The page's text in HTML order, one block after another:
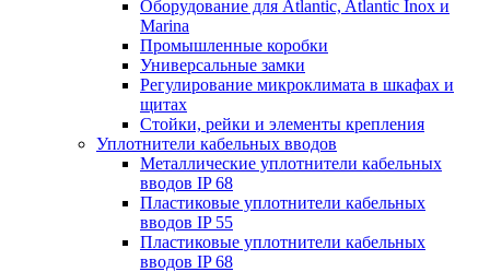
Оборудование для Atlantic, Atlantic Inox и
Marina
Промышленные коробки
Универсальные замки
Регулирование микроклимата в шкафах и
щитах
Стойки, рейки и элементы крепления
Уплотнители кабельных вводов
Металлические уплотнители кабельных
вводов IP 68
Пластиковые уплотнители кабельных
вводов IP 55
Пластиковые уплотнители кабельных
вводов IP 68